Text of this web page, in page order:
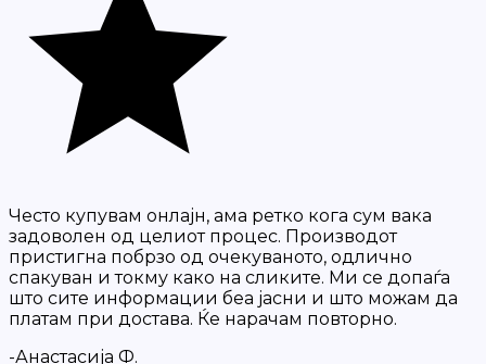
Често купувам онлајн, ама ретко кога сум вака
задоволен од целиот процес. Производот
пристигна побрзо од очекуваното, одлично
спакуван и токму како на сликите. Ми се допаѓа
што сите информации беа јасни и што можам да
платам при достава. Ќе нарачам повторно.
-Анастасија Ф.